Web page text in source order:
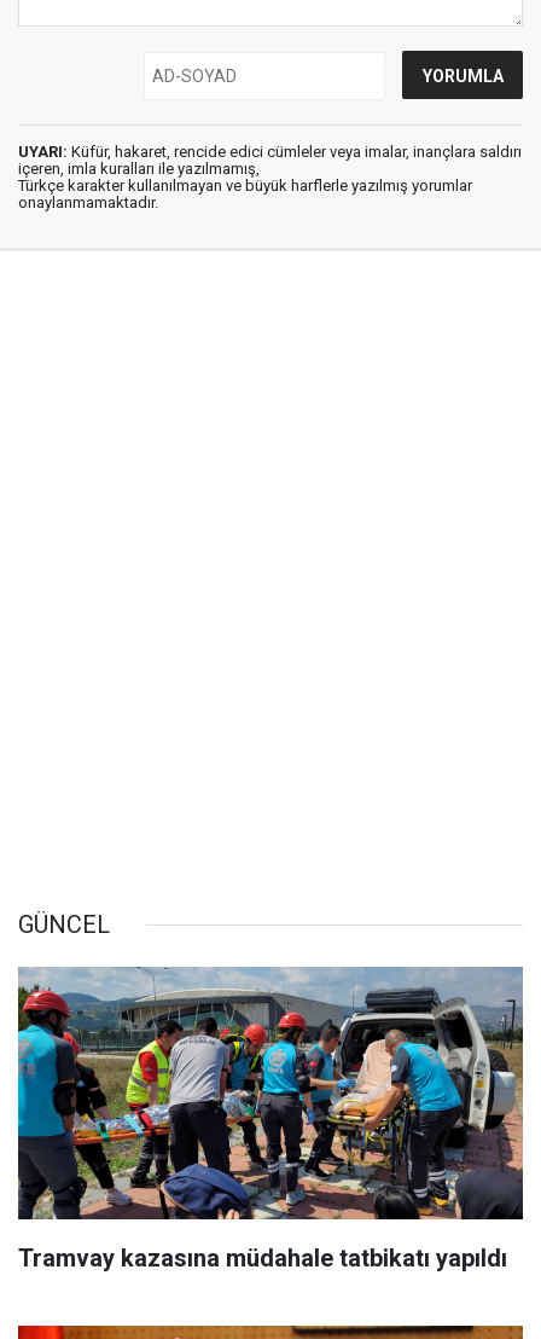
UYARI: Küfür, hakaret, rencide edici cümleler veya imalar, inançlara saldırı
içeren, imla kuralları ile yazılmamış,
Türkçe karakter kullanılmayan ve büyük harflerle yazılmış yorumlar
onaylanmamaktadır.
GÜNCEL
Tramvay kazasına müdahale tatbikatı yapıldı